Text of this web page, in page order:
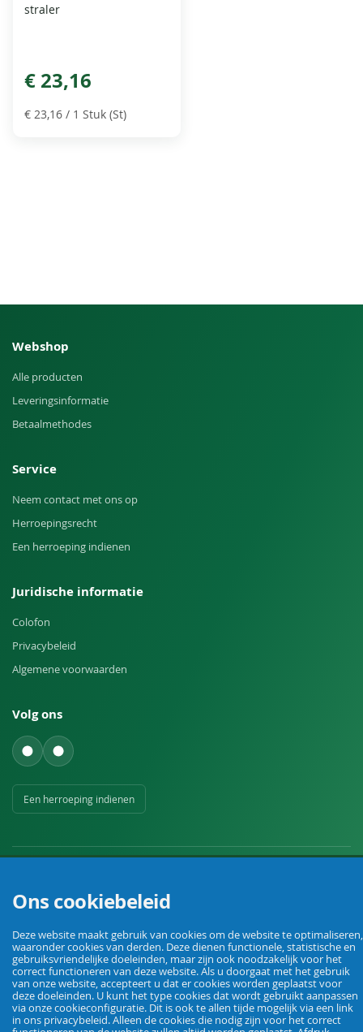
straler
€ 23,16
€ 23,16 / 1 Stuk (St)
Webshop
Alle producten
Leveringsinformatie
Betaalmethodes
Service
Neem contact met ons op
Herroepingsrecht
Een herroeping indienen
Juridische informatie
Colofon
Privacybeleid
Algemene voorwaarden
Volg ons
Een herroeping indienen
© Agrarking. Alle rechten voorbehouden.
Algemene voorwaardenPrivacybeleid HerroepingsrechtColofon
Ons cookiebeleid
Deze website maakt gebruik van cookies om de website te optimaliseren,
waaronder cookies van derden. Deze dienen functionele, statistische en
gebruiksvriendelijke doeleinden, maar zijn ook noodzakelijk voor het
correct functioneren van deze website. Als u doorgaat met het gebruik
van onze website, accepteert u dat er cookies worden geplaatst voor
deze doeleinden. U kunt het type cookies dat wordt gebruikt aanpassen
via onze cookieconfiguratie. Dit is ook te allen tijde mogelijk via een link
in ons privacybeleid. Alleen de cookies die nodig zijn voor het correct